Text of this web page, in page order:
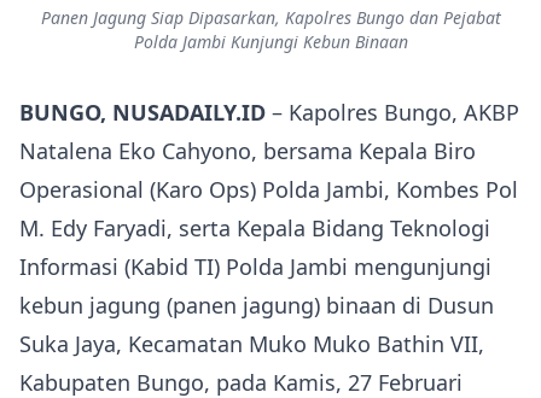
Panen Jagung Siap Dipasarkan, Kapolres Bungo dan Pejabat
Polda Jambi Kunjungi Kebun Binaan
BUNGO, NUSADAILY.ID – Kapolres Bungo, AKBP
Natalena Eko Cahyono, bersama Kepala Biro
Operasional (Karo Ops) Polda Jambi, Kombes Pol
M. Edy Faryadi, serta Kepala Bidang Teknologi
Informasi (Kabid TI) Polda Jambi mengunjungi
kebun jagung (panen jagung) binaan di Dusun
Suka Jaya, Kecamatan Muko Muko Bathin VII,
Kabupaten Bungo, pada Kamis, 27 Februari